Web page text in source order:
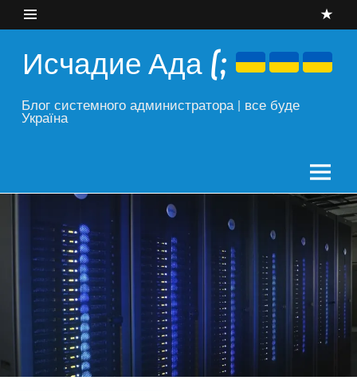
content
Исчадие Ада (;
Блог системного администратора | все буде
Україна